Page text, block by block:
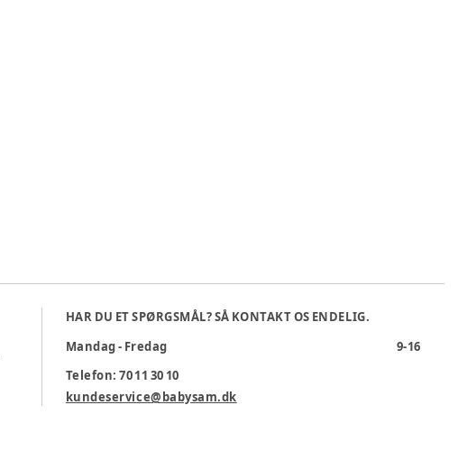
HAR DU ET SPØRGSMÅL? SÅ KONTAKT OS ENDELIG.
Mandag - Fredag
9-16
Telefon: 70 11 30 10
kundeservice@babysam.dk